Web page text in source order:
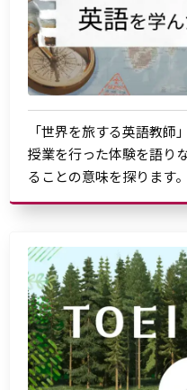
「世界を旅する英語教師
授業を行った体験を語り
ることの意味を探ります。